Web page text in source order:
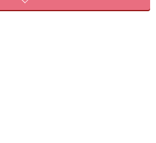
クの輝きで、ワントーン明るい